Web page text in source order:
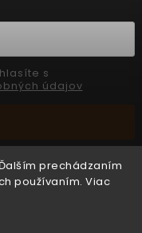
prechádzaním
používaním. Viac
údajov
práva vyhradené.